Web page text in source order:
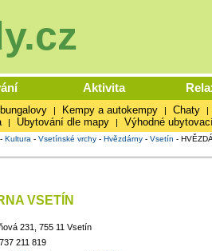
Aktivita
| Kempy a autokempy | Chaty |
| Ubytování dle mapy | Výhodné
Kultura - Vsetínské vrchy- Hvězdárny- Vsetín -
VSETÍN
231, 755 11 Vsetín
211 819